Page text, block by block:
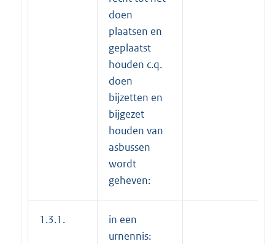
doen
plaatsen en
geplaatst
houden c.q.
doen
bijzetten en
bijgezet
houden van
asbussen
wordt
geheven:
1.3.1.
in een
urnennis: